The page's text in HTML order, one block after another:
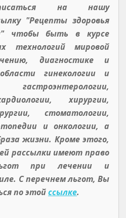
на нашу
"Рецепты здоровья
чтобы быть в курсе
технологий мировой
диагностике и
гинекологии и
хирургии,
стоматологии,
и онкологии, а
жизни. Кроме этого,
рассылки имеют право
при лечении и
С перечнем льгот, Вы
по этойссылке.